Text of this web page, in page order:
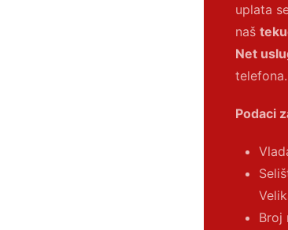
uplata
naš
Net
telefona.
Podaci
Broj